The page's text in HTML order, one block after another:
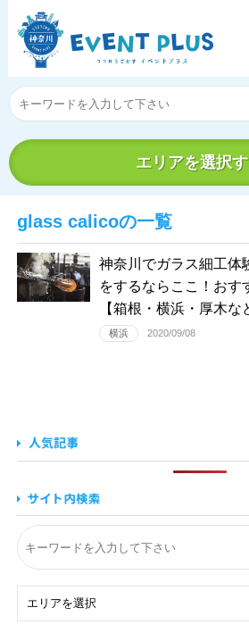
エリアを選択
glass calicoの一覧
神奈川でガラス細工体
をするならここ！おす
【箱根・横浜・厚木な
横浜 2020/09/08